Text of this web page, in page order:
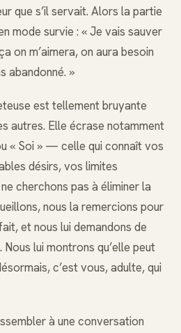
que s’il servait. Alors la partie
mode survie : « Je vais sauver
on m’aimera, on aura besoin
abandonné. »
est tellement bruyante
autres. Elle écrase notamment
« Soi » — celle qui connaît vos
désirs, vos limites
cherchons pas à éliminer la
nous la remercions pour
et nous lui demandons de
lui montrons qu’elle peut
c’est vous, adulte, qui
à une conversation